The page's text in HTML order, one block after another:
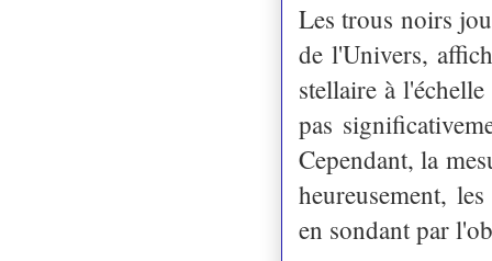
Les trous noirs
de l'Univers,
stellaire à
pas
Cependant, la
heureusement,
en sondant par